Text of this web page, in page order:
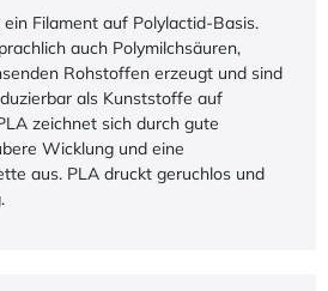
ein Filament auf Polylactid-Basis.
auch Polymilchsäuren,
Rohstoffen erzeugt und sind
als Kunststoffe auf
zeichnet sich durch gute
Wicklung und eine
aus. PLA druckt geruchlos und